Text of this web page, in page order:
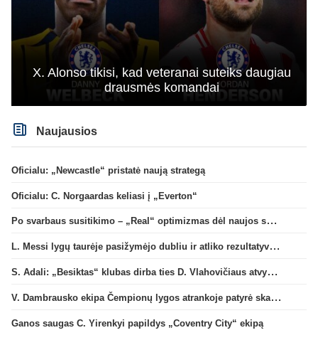
X. Alonso tikisi, kad veteranai suteiks daugiau
drausmės komandai
Naujausios
Oficialu: „Newcastle“ pristatė naują strategą
Oficialu: C. Norgaardas keliasi į „Everton“
Po svarbaus susitikimo – „Real“ optimizmas dėl naujos sutarties su Viniciumi
L. Messi lygų taurėje pasižymėjo dubliu ir atliko rezultatyvų perdavimą
S. Adali: „Besiktas“ klubas dirba ties D. Vlahovičiaus atvykimu“
V. Dambrausko ekipa Čempionų lygos atrankoje patyrė skaudžią nesėkmę
Ganos saugas C. Yirenkyi papildys „Coventry City“ ekipą